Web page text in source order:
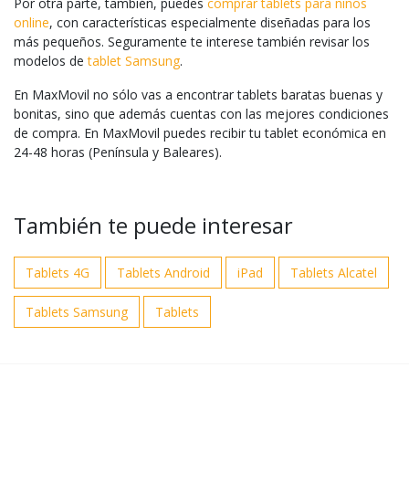
online, con características especialmente diseñadas para los
más pequeños. Seguramente te interese también revisar los
modelos detablet Samsung.
En MaxMovil no sólo vas a encontrar tablets baratas buenas y
bonitas, sino que además cuentas con las mejores condiciones
de compra. En MaxMovil puedes recibir tu tablet económica en
24-48 horas (Península y Baleares).
También te puede interesar
Tablets 4G Tablets Android iPad Tablets Alcatel
Tablets Samsung Tablets